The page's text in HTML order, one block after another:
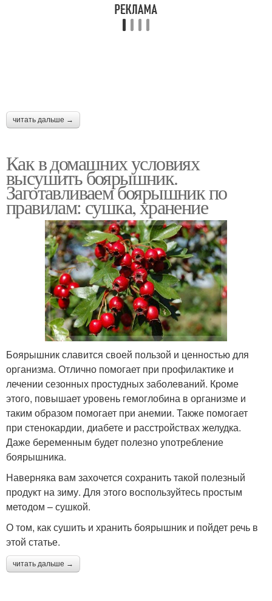
читать дальше →
Как в домашних условиях
высушить боярышник.
Заготавливаем боярышник по
правилам: сушка, хранение
Боярышник славится своей пользой и ценностью для
организма. Отлично помогает при профилактике и
лечении сезонных простудных заболеваний. Кроме
этого, повышает уровень гемоглобина в организме и
таким образом помогает при анемии. Также помогает
при стенокардии, диабете и расстройствах желудка.
Даже беременным будет полезно употребление
боярышника.
Наверняка вам захочется сохранить такой полезный
продукт на зиму. Для этого воспользуйтесь простым
методом – сушкой.
О том, как сушить и хранить боярышник и пойдет речь в
этой статье.
читать дальше →